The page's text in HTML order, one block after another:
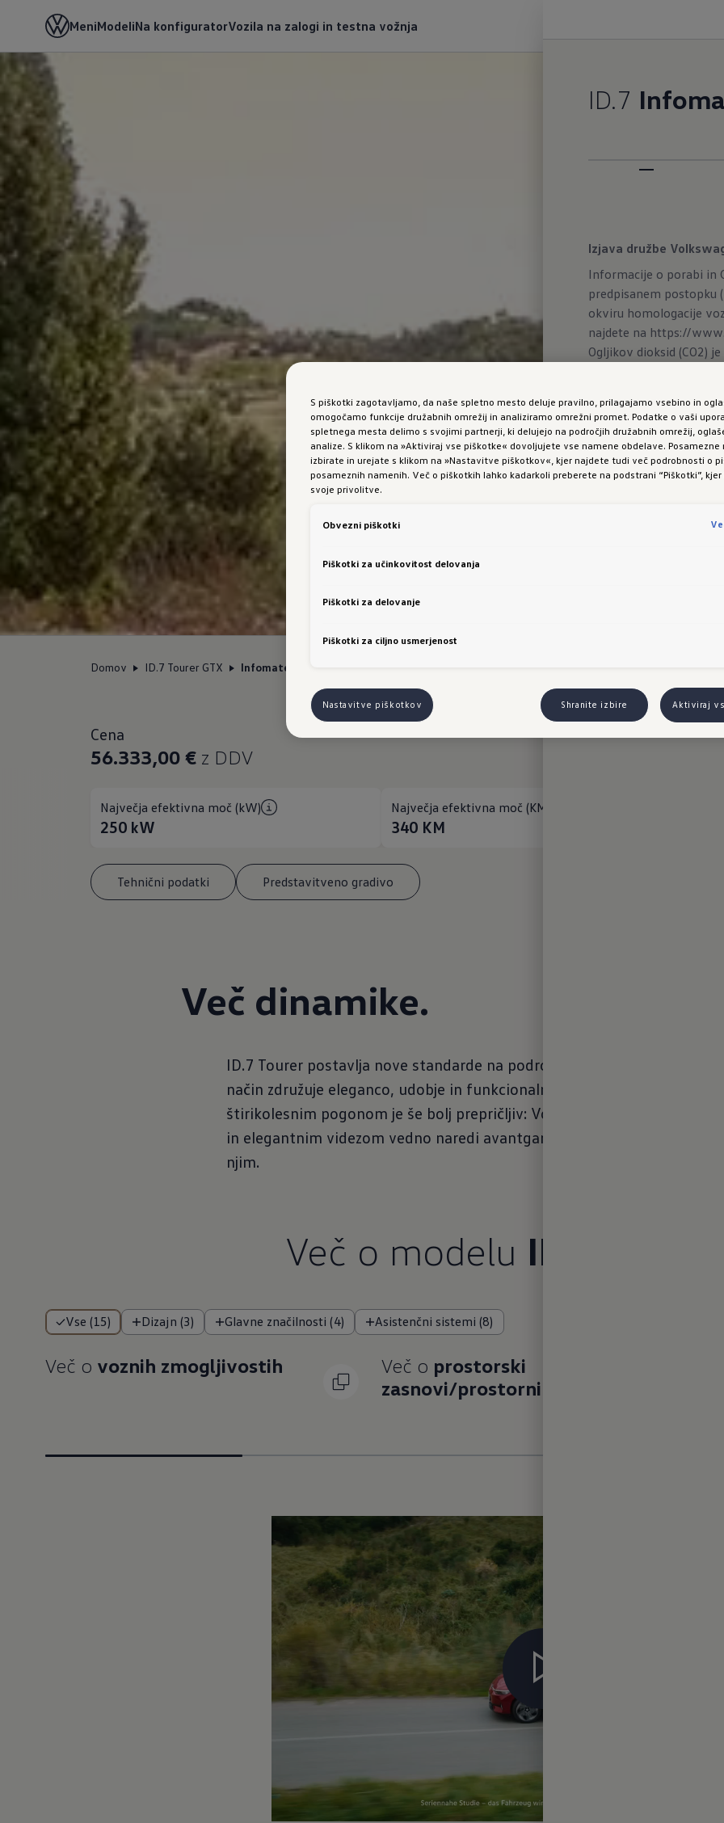
MeniModeliNa konfiguratorVozila na zalogi in testna vožnja
Domov ID.7 Tourer GTX Infomaterial
Cena
56.333,00 € z DDV
Največja efektivna moč (kW)
250 kW
Največja efektivna moč (KM)
340 KM
Tehnični podatki Predstavitveno gradivo
Več dinamike.
ID.7 Tourer postavlja nove standarde na področju elektromobilnosti ter
način združuje eleganco, udobje in funkcionalnost. Popolnoma električni
štirikolesnim pogonom je še bolj prepričljiv: Volkswagnov model z
in elegantnim videzom vedno naredi avantgardno-športen vtis - kjerkoli
njim.
Več o modelu ID.7 GTX
Vse (15) Dizajn (3) Glavne značilnosti (4) Asistenčni sistemi (8)
Več o voznih zmogljivostih Več o prostorski
zasnovi/prostornini prtljažnika
ID.7
Izjava družbe
Informacije o porabi in
predpisanem postopku
okviru homologacije
najdete na https://
Ogljikov dioksid (CO2)
segrevanje. Emisije
prispevajo k
čezmerno povišanim
ter dušikovih oksidov.
avtomobilih najdete v
emisijah onesnaževal
Prikazana vozila
slovenski trg. Na sliki
voljo za doplačilo. Za
uporabili moško ali
oba spola.
S piškotki zagotavljamo, da naše spletno mesto deluje pravilno, prilagajamo vsebino in
omogočamo funkcije družabnih omrežij in analiziramo omrežni promet. Podatke o vaši
spletnega mesta delimo s svojimi partnerji, ki delujejo na področjih družabnih omrežij,
analize. S klikom na »Aktiviraj vse piškotke« dovoljujete vse namene obdelave. Posamezne
izbirate in urejate s klikom na »Nastavitve piškotkov«, kjer najdete tudi več podrobnosti o
posameznih namenih. Več o piškotkih lahko kadarkoli preberete na podstrani “Piškotki”,
svoje privolitve.
Obvezni piškotki
Piškotki za učinkovitost delovanja
Piškotki za delovanje
Piškotki za ciljno usmerjenost
Nastavitve piškotkov Shranite izbire Aktiviraj